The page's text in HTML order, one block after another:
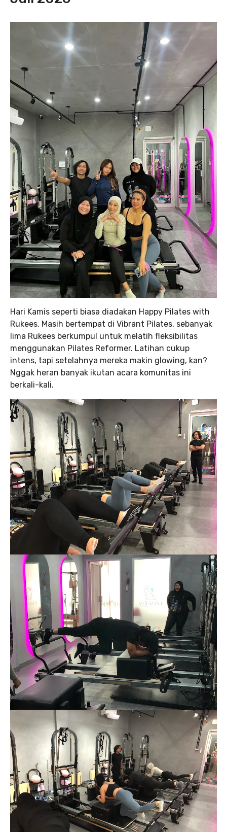
Hari Kamis seperti biasa diadakan Happy Pilates with
Rukees. Masih bertempat di Vibrant Pilates, sebanyak
lima Rukees berkumpul untuk melatih fleksibilitas
menggunakan Pilates Reformer. Latihan cukup
intens, tapi setelahnya mereka makin glowing, kan?
Nggak heran banyak ikutan acara komunitas ini
berkali-kali.